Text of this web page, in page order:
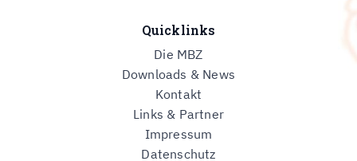
Quicklinks
Die MBZ
Downloads & News
Kontakt
Links & Partner
Impressum
Datenschutz